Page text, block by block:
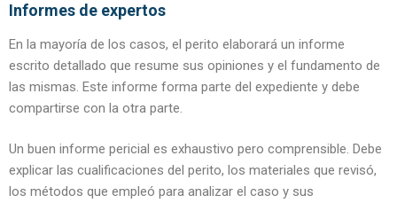
Informes de expertos
En la mayoría de los casos, el perito elaborará un informe
escrito detallado que resume sus opiniones y el fundamento de
las mismas. Este informe forma parte del expediente y debe
compartirse con la otra parte.
Un buen informe pericial es exhaustivo pero comprensible. Debe
explicar las cualificaciones del perito, los materiales que revisó,
los métodos que empleó para analizar el caso y sus